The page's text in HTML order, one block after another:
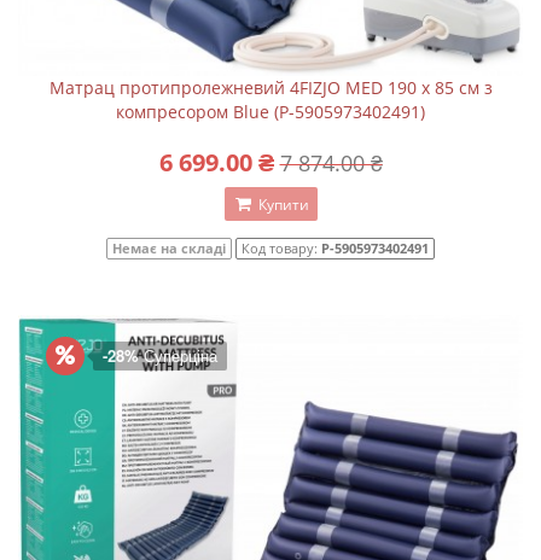
Матрац протипролежневий 4FIZJO MED 190 x 85 см з
компресором Blue (P-5905973402491)
6 699.00 ₴ 7 874.00 ₴
Купити
Немає на складі Код товару: P-5905973402491
-28%Суперціна